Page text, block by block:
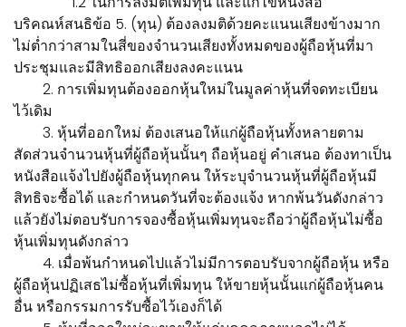
บริคณห์สนธิข้อ 5. (ทุน) ต้องลงมติด้วยคะแนนเสียงข้างมาก
ไม่ต่ำกว่าสามในสี่ของจำนวนเสียงทั้งหมดของผู้ถือหุ้นที่มา
ประชุมและมีสิทธิออกเสียงลงคะแนน
2. การเพิ่มทุนต้องออกหุ้นใหม่ในมูลค่าหุ้นที่จดทะเบียน
ไว้เดิม
3. หุ้นที่ออกใหม่ ต้องเสนอให้แก่ผู้ถือหุ้นทั้งหลายตาม
สัดส่วนจำนวนหุ้นที่ผู้ถือหุ้นนั้นๆ ถือหุ้นอยู่ คำเสนอ ต้องทาเป็น
หนังสือแจ้งไปยังผู้ถือหุ้นทุกคน ให้ระบุจำนวนหุ้นที่ผู้ถือหุ้นมี
สิทธิจะซื้อได้ และกำหนดวันที่จะต้องแจ้ง หากพ้นวันดังกล่าว
แล้วยังไม่ตอบรับการจองซื้อหุ้นเพิ่มทุนจะถือว่าผู้ถือหุ้นไม่ซื้อ
หุ้นเพิ่มทุนดังกล่าว
4. เมื่อพ้นกำหนดไปแล้วไม่มีการตอบรับจากผู้ถือหุ้น หรือ
ผู้ถือหุ้นปฏิเสธไม่ซื้อหุ้นที่เพิ่มทุน ให้ขายหุ้นนั้นแก่ผู้ถือหุ้นคน
อื่น หรือกรรมการรับซื้อไว้เองก็ได้